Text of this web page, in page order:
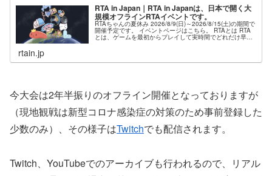
RTA in Japan｜RTA in Japanは、日本で開く大
規模オフラインRTAイベントです。
RTAちゃんの夏休み 2026/8/9(日)～2026/8/15(土)の期間で
開催予定です。 イベントページはこちら。 RTAとは RTA
とは、ゲームを最初からプレイして実時間でどれだけ早く
rtain.jp
今大会は2年半振りのオフライン開催となっておりますが
（現地観戦は新型コロナ感染症の対策のため事前登録した
少数のみ）、その様子はTwitchでも配信されます。
Twitch、YouTubeでのアーカイブも行われるので、リアル